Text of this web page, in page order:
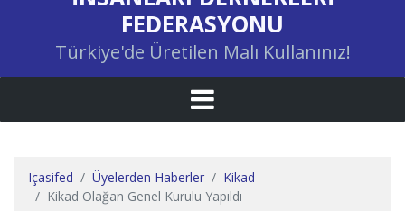
FEDERASYONU
Türkiye'de Üretilen Malı Kullanınız!
Içasifed Üyelerden Haberler
Kikad
Kikad Olağan Genel Kurulu Yapıldı